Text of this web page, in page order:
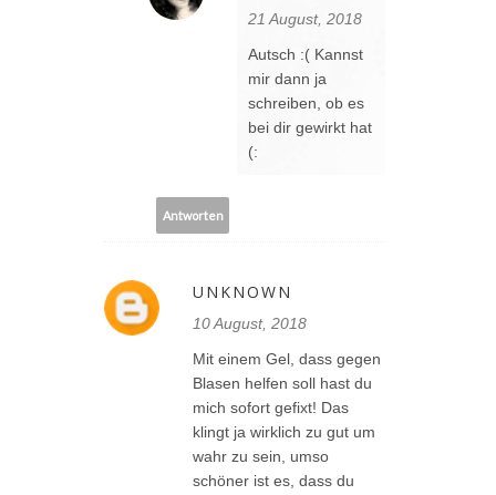
21 August, 2018
Autsch :( Kannst
mir dann ja
schreiben, ob es
bei dir gewirkt hat
(:
Antworten
UNKNOWN
10 August, 2018
Mit einem Gel, dass gegen
Blasen helfen soll hast du
mich sofort gefixt! Das
klingt ja wirklich zu gut um
wahr zu sein, umso
schöner ist es, dass du